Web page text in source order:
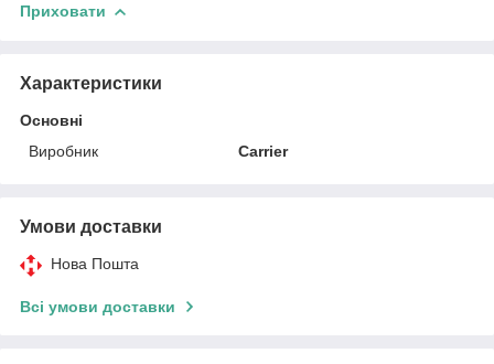
Приховати
Характеристики
Основні
Виробник
Carrier
Умови доставки
Нова Пошта
Всі умови доставки